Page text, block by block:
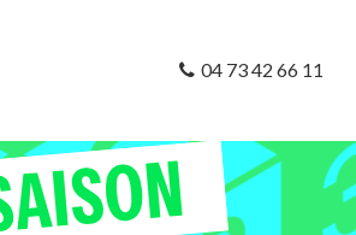
04 73 42 66 11